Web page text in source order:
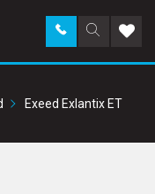
Поиск
по
Заказать
звонок в
Exeed Exlantix ET